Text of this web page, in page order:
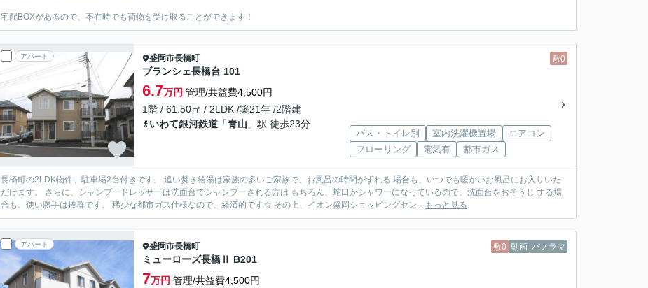
宅配BOXがあるので、不在時でも荷物を受け取ることができます！
アパート 敷0
盛岡市長橋町
ブランシェ長橋台 101
6.7万円 管理/共益費4,500円
1階 / 61.50㎡ / 2LDK /築21年 /2階建
いわて銀河鉄道 「青山 」駅 徒歩23分
バス・トイレ別 室内洗濯機置場
エアコン
フローリング
電気有 都市ガス
長橋町の2LDK物件。駐車場2台付きです。 追い焚き給湯は家族の多いご家族で、お風呂の時間がずれる 場合も、いつでも暖かいお風呂にお入りいた
だけます。 さらに、シャンプードレッサーは洗面台でシャンプーされる方は もちろん、蛇口がシャワーになっているので、洗面台をおそうじ する場
合も、使い勝手は抜群です。 稀少な都市ガス仕様なので、経済的です☆ その上、イオン盛岡ショッピングセン... もっと見る
アパート 敷0 動画 パノラマ
盛岡市長橋町
ミューローズ長橋Ⅱ B201
7万円 管理/共益費4,500円